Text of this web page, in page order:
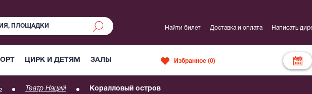
ЦИРК И ДЕТЯМ ЗАЛЫ
Найти билет Доставка и оплата Написать
Избранное (0)
Театр Наций Коралловый остров